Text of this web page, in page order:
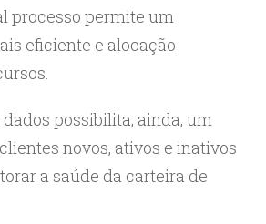
processo permite um
eficiente e alocação
possibilita, ainda, um
novos, ativos e inativos
a saúde da carteira de